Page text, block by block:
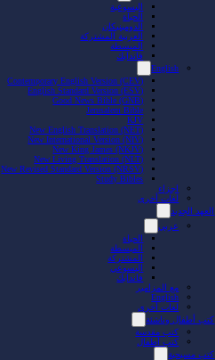
اليسوعية
الحياة
الدومينيكان
العربية المشتركة
المبسطة
فاندايك
English
Contemporary English Version (CEV)
English Standard Version (ESV)
Good News Bible (GNB)
Jerusalem Bible
KJV
New English Translation (NET)
New International Version (NIV)
New King James (NKJV)
New Living Translation (NLT)
New Revised Standard Version (NRSV)
Study Bibles
اجزاء
لغات أخرى
العهد الجديد
عربي
الحياة
المبسطة
المشتركة
اليسوعي
فاندايك
مع المزامير
English
لغات أخرى
كتب أطفال وناشئة
كتب مقدسة
كتب أطفال
كتب مسيحية